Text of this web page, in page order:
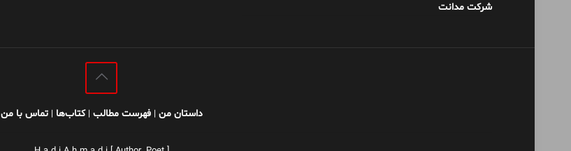
شرکت مدانت
داستان من |فهرست مطالب |کتاب‌ها |تماس با من